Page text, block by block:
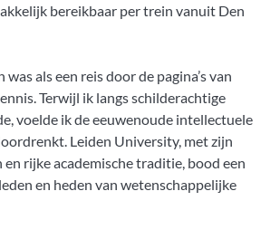
bereikbaar per trein vanuit Den
als een reis door de pagina’s van
Terwijl ik langs schilderachtige
voelde ik de eeuwenoude intellectuele
Leiden University, met zijn
rijke academische traditie, bood een
en heden van wetenschappelijke